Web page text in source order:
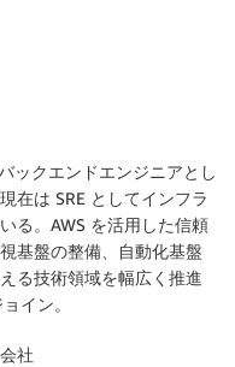
ックエンドエンジニアとし
在は SRE としてインフラ
る。AWS を活用した信頼
基盤の整備、自動化基盤
る技術領域を幅広く推進
イン。
社